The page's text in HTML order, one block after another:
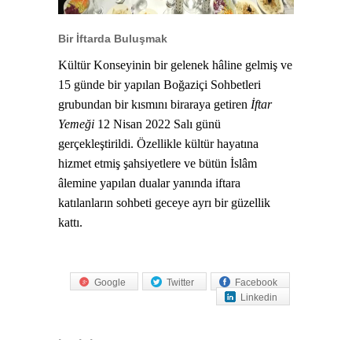
Bir İftarda Buluşmak
Kültür Konseyinin bir gelenek hâline gelmiş ve
15 günde bir yapılan Boğaziçi Sohbetleri
grubundan bir kısmını biraraya getiren İftar
Yemeği 12 Nisan 2022 Salı günü
gerçekleştirildi. Özellikle kültür hayatına
hizmet etmiş şahsiyetlere ve bütün İslâm
âlemine yapılan dualar yanında iftara
katılanların sohbeti geceye ayrı bir güzellik
kattı.
Facebook
Twitter
Google
Linkedin